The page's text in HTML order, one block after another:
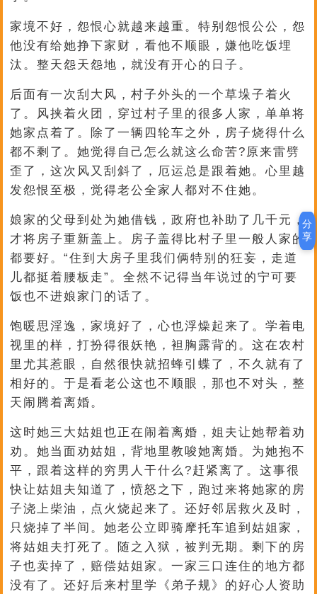
家境不好，怨恨心就越来越重。特别怨恨公公，怨
他没有给她挣下家财，看他不顺眼，嫌他吃饭埋
汰。整天怨天怨地，就没有开心的日子。
后面有一次刮大风，村子外头的一个草垛子着火
了。风挟着火团，穿过村子里的很多人家，单单将
她家点着了。除了一辆四轮车之外，房子烧得什么
都不剩了。她觉得自己怎么就这么命苦?原来雷劈
歪了，这次风又刮斜了，厄运总是跟着她。心里越
发怨恨至极，觉得老公全家人都对不住她。
娘家的父母到处为她借钱，政府也补助了几千元，
才将房子重新盖上。房子盖得比村子里一般人家的
都要好。“住到大房子里我们俩特别的狂妄，走道
儿都挺着腰板走”。全然不记得当年说过的宁可要
饭也不进娘家门的话了。
饱暖思淫逸，家境好了，心也浮燥起来了。学着电
视里的样，打扮得很妖艳，袒胸露背的。这在农村
里尤其惹眼，自然很快就招蜂引蝶了，不久就有了
相好的。于是看老公这也不顺眼，那也不对头，整
天闹腾着离婚。
这时她三大姑姐也正在闹着离婚，姐夫让她帮着劝
劝。她当面劝姑姐，背地里教唆她离婚。为她抱不
平，跟着这样的穷男人干什么?赶紧离了。这事很
快让姑姐夫知道了，愤怒之下，跑过来将她家的房
子浇上柴油，点火烧起来了。还好邻居救火及时，
只烧掉了半间。她老公立即骑摩托车追到姑姐家，
将姑姐夫打死了。随之入狱，被判无期。剩下的房
子也卖掉了，赔偿姑姐家。一家三口连住的地方都
没有了。还好后来村里学《弟子规》的好心人资助
分
享